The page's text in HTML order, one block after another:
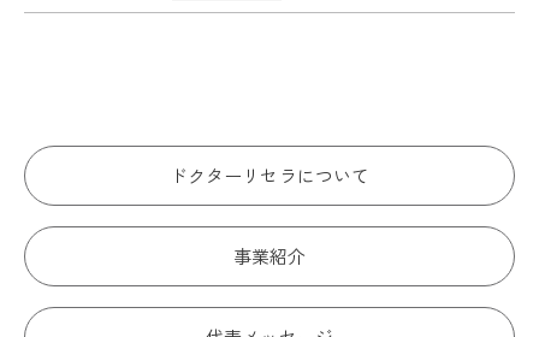
ドクターリセラについて
事業紹介